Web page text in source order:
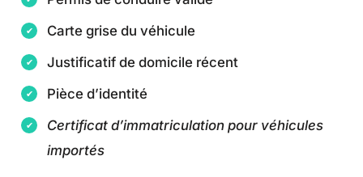
Carte grise du véhicule
Justificatif de domicile récent
Pièce d’identité
Certificat d’immatriculation pour véhicules
importés